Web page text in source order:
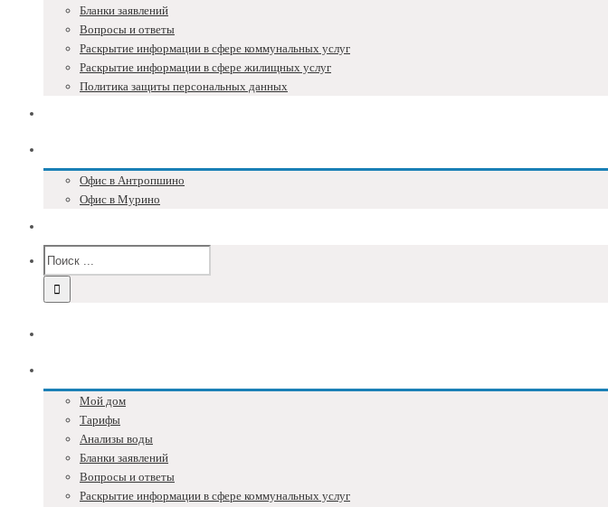
Бланки заявлений
Вопросы и ответы
Раскрытие информации в сфере коммунальных услуг
Раскрытие информации в сфере жилищных услуг
Политика защиты персональных данных
Офис в Антропшино
Офис в Мурино
Мой дом
Тарифы
Анализы воды
Бланки заявлений
Вопросы и ответы
Раскрытие информации в сфере коммунальных услуг